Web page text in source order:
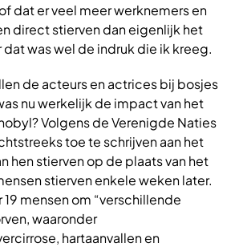
dat er veel meer werknemers en
direct stierven dan eigenlijk het
dat was wel de indruk die ik kreeg.
de acteurs en actrices bij bosjes
nu werkelijk de impact van het
Volgens de Verenigde Naties
toe te schrijven aan het
hen stierven op de plaats van het
stierven enkele weken later.
19 mensen om “verschillende
waaronder
hartaanvallen en